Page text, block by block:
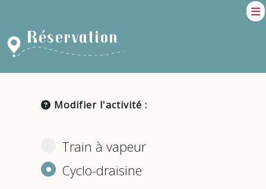
Réservation
Modifier l'activité :
Train à vapeur
Cyclo-draisine